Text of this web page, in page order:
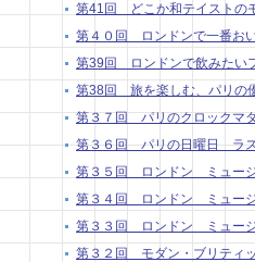
第41回 どこか和テイストの
第４０回 ロンドンで一番お
第39回 ロンドンで飲みたい
第38回 旅を楽しむ、パリの
第３７回 パリのクロックマ
第３６回 パリの日曜日 ラス
第３５回 ロンドン ミュージ
第３４回 ロンドン ミュージ
第３３回 ロンドン ミュージ
第３２回 モダン・ブリティ